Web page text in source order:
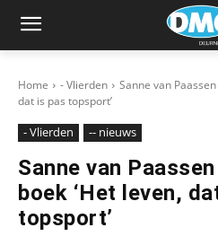
Home - Vlierden
Sanne van
dat is pas topsport’
- Vlierden -- nieuws
Sanne van
boek ‘Het leven,
topsport’